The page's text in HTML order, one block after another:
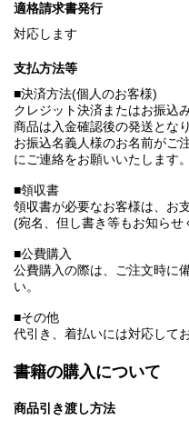
適格請求書発行
対応します
支払方法等
■決済方法(個人のお客様)
クレジット決済またはお振込
商品は入金確認後の発送となり
お振込名義人様のお名前がご
にご連絡をお願いいたします。
■領収書
領収書が必要なお客様は、お
(宛名、但し書き等もお知らせ
■公費購入
公費購入の際は、ご注文時に
い。
■その他
代引き、着払いには対応して
書籍の購入について
商品引き渡し方法